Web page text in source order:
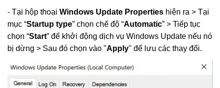
- Tại hộp thoại Windows Update Properties hiện ra > Tại
mục “Startup type” chọn chế độ “Automatic” > Tiếp tục
chọn “Start” để khởi động dịch vụ Windows Update nếu nó
bị dừng > Sau đó chọn vào "Apply" để lưu các thay đổi.